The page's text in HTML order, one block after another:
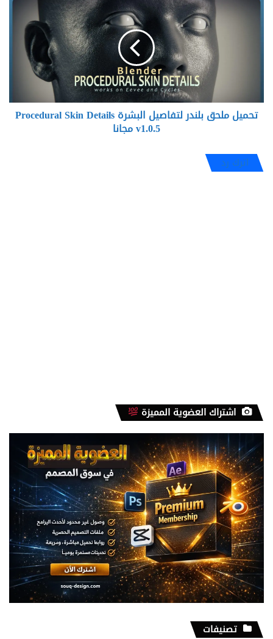
v1.0.5
مجانا
تحميل ملحق بلندر لتفاصيل البشرة Procedural Skin Details
v1.0.5 مجانا
اترك رد
اشتراك العضوية المميزة
تصنيفات